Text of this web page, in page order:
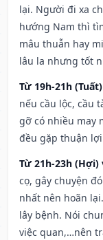
lại. Người đi xa
hướng Nam thì
mâu thuẫn hay
lâu la nhưng tốt
Từ 19h-21h
nếu cầu lộc, cầu
gỡ có nhiều may
đều gặp thuận
Từ 21h-23h (Hợi)
cọ, gây chuyện
nhất nên hoãn
lây bệnh. Nói
việc quan,…nên